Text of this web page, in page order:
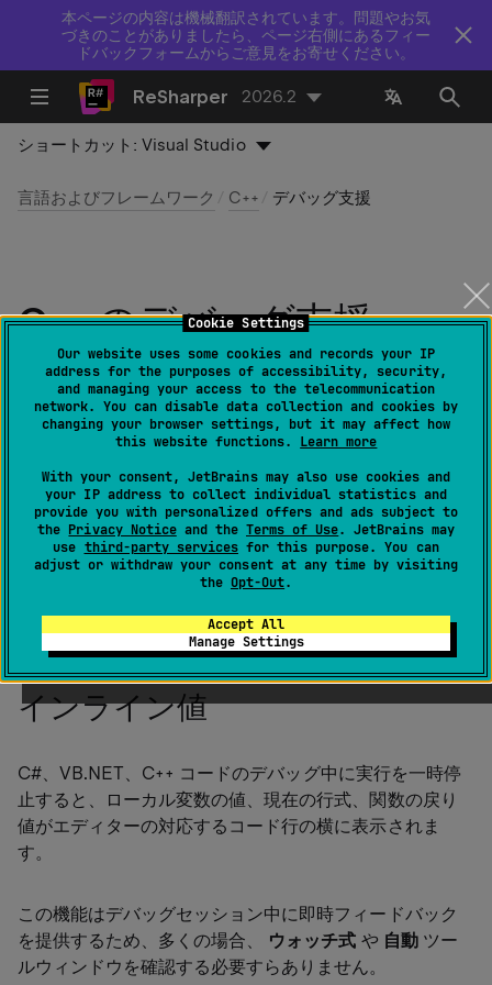
Cookie Settings
Our website uses some cookies and records your IP
address for the purposes of accessibility, security,
and managing your access to the telecommunication
network. You can disable data collection and cookies by
changing your browser settings, but it may affect how
this website functions. Learn more
With your consent, JetBrains may also use cookies and
your IP address to collect individual statistics and
provide you with personalized offers and ads subject to
the Privacy Noticeand the Terms of Use. JetBrains may
use third-party servicesfor this purpose. You can
adjust or withdraw your consent at any time by visiting
the Opt-Out.
Accept All
Manage Settings
本ページの内容は機械翻訳されています。問題やお気
づきのことがありましたら、ページ右側にあるフィー
ドバックフォームからご意見をお寄せください。
ReSharper 2026.2
ショートカット:Visual Studio
言語およびフレームワーク C++ デバッグ支援
C++ のデバッグ支援
最終更新日： 2026 年 7 月 16 日
ReSharper を使うことで、エディターでのデバッグ体験
tip
ReSharper はまた、ソリューション内のブレ
ークポイントのナビゲートにも役立ち、それ専
用のツールウィンドウも用意されています。
インライン値
C#、VB.NET、C++ コードのデバッグ中に実行を一時停
止すると、ローカル変数の値、現在の行式、関数の戻り
値がエディターの対応するコード行の横に表示されま
す。
この機能はデバッグセッション中に即時フィードバック
を提供するため、多くの場合、 ウォッチ式 や 自動ツー
ルウィンドウを確認する必要すらありません。